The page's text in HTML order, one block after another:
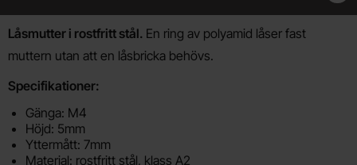
Produktbeskrivning
Låsmutter i rostfritt stål. En ring av polyamid låser fast
muttern utan att en låsbricka behövs.
Specifikationer:
Gänga: M4
Höjd: 5mm
Yttermått: 7mm
Material: rostfritt stål, klass A2